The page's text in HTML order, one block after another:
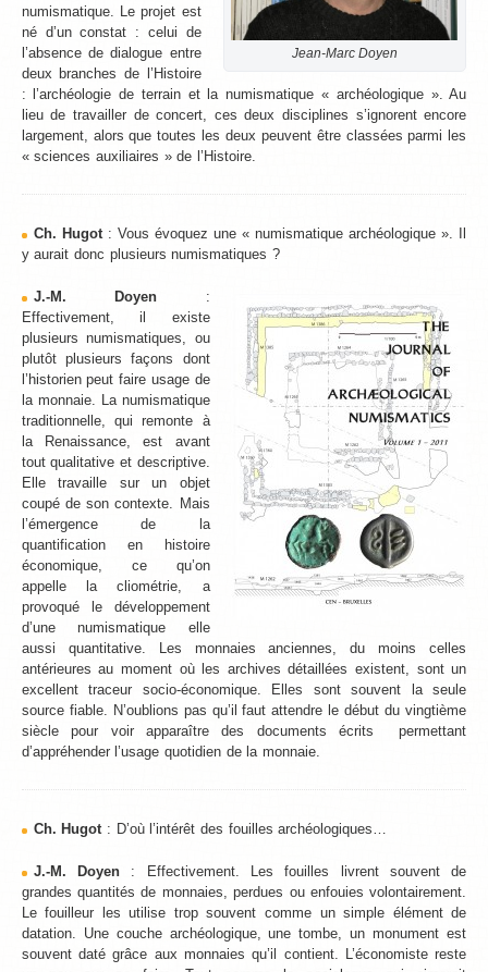
Jean-Marc Doyen
numismatique. Le projet est
né d’un constat : celui de
l’absence de dialogue entre
deux branches de l’Histoire
: l’archéologie de terrain et la numismatique « archéologique ». Au
lieu de travailler de concert, ces deux disciplines s’ignorent encore
largement, alors que toutes les deux peuvent être classées parmi les
« sciences auxiliaires » de l’Histoire.
Ch. Hugot: Vous évoquez une « numismatique archéologique ». Il
y aurait donc plusieurs numismatiques ?
J.-M. Doyen :
Effectivement, il existe
plusieurs numismatiques, ou
plutôt plusieurs façons dont
l’historien peut faire usage de
la monnaie. La numismatique
traditionnelle, qui remonte à
la Renaissance, est avant
tout qualitative et descriptive.
Elle travaille sur un objet
coupé de son contexte. Mais
l’émergence de la
quantification en histoire
économique, ce qu’on
appelle la cliométrie, a
provoqué le développement
d’une numismatique elle
aussi quantitative. Les monnaies anciennes, du moins celles
antérieures au moment où les archives détaillées existent, sont un
excellent traceur socio-économique. Elles sont souvent la seule
source fiable. N’oublions pas qu’il faut attendre le début du vingtième
siècle pour voir apparaître des documents écrits permettant
d’appréhender l’usage quotidien de la monnaie.
Ch. Hugot : D’où l’intérêt des fouilles archéologiques…
J.-M. Doyen : Effectivement. Les fouilles livrent souvent de
grandes quantités de monnaies, perdues ou enfouies volontairement.
Le fouilleur les utilise trop souvent comme un simple élément de
datation. Une couche archéologique, une tombe, un monument est
souvent daté grâce aux monnaies qu’il contient. L’économiste reste